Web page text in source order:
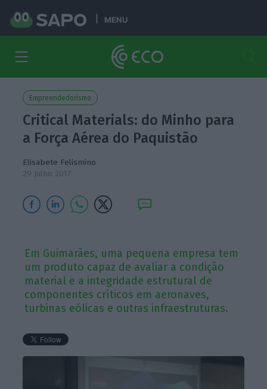
MENU
Empreendedorismo
Critical Materials: do Minho para
a Força Aérea do Paquistão
Elisabete Felismino
29 Julho 2017
Em Guimarães, uma pequena empresa tem
um produto capaz de avaliar a condição
material e a integridade estrutural de
componentes críticos em aeronaves,
turbinas eólicas e outras infraestruturas.